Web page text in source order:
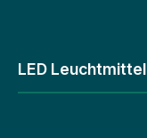
LED Leuchtmittel